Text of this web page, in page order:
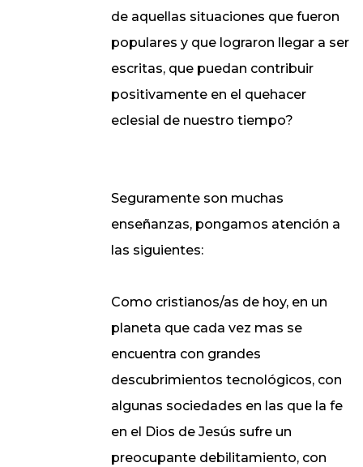
de aquellas situaciones que fueron
populares y que lograron llegar a ser
escritas, que puedan contribuir
positivamente en el quehacer
eclesial de nuestro tiempo?
Seguramente son muchas
enseñanzas, pongamos atención a
las siguientes:
Como cristianos/as de hoy, en un
planeta que cada vez mas se
encuentra con grandes
descubrimientos tecnológicos, con
algunas sociedades en las que la fe
en el Dios de Jesús sufre un
preocupante debilitamiento, con